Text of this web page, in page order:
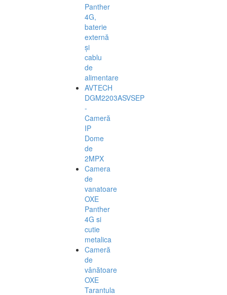
Panther
4G,
baterie
externă
și
cablu
de
alimentare
AVTECH
DGM2203ASVSEP
-
Cameră
IP
Dome
de
2MPX
Camera
de
vanatoare
OXE
Panther
4G si
cutie
metalica
Cameră
de
vânătoare
OXE
Tarantula